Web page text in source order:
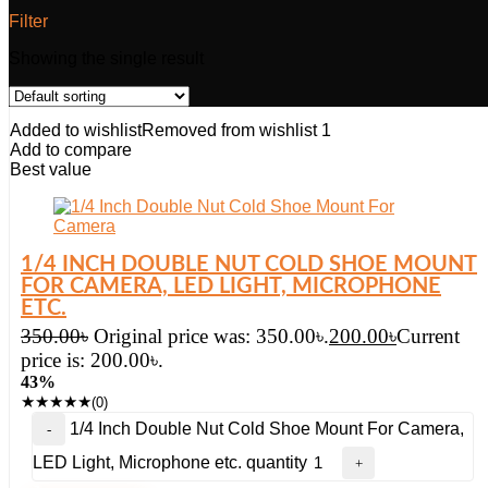
Filter
Added to wishlistRemoved from wishlist 1
Add to compare
Best value
1/4 INCH DOUBLE NUT COLD SHOE MOUNT
FOR CAMERA, LED LIGHT, MICROPHONE
ETC.
350.00৳ Original price was: 350.00৳.200.00৳Current
price is: 200.00৳.
43%
★★★★★(0)
1/4 Inch Double Nut Cold Shoe Mount For Camera,
LED Light, Microphone etc. quantity